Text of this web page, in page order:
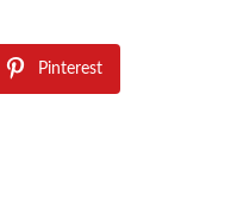
Pinterest